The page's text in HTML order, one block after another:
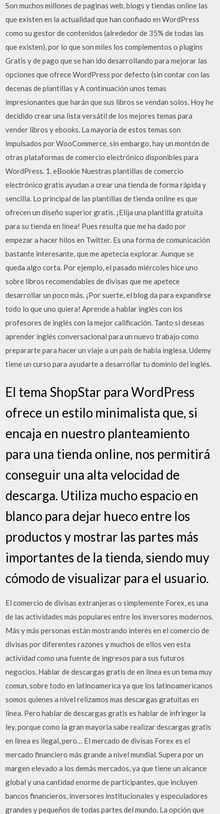
Son muchos millones de paginas web, blogs y tiendas online las
que existen en la actualidad que han confiado en WordPress
como su gestor de contenidos (alrededor de 35% de todas las
que existen), por lo que son miles los complementos o plugins
Gratis y de pago que se han ido desarrollando para mejorar las
opciones que ofrece WordPress por defecto (sin contar con las
decenas de plantillas y A continuación unos temas
impresionantes que harán que sus libros se vendan solos. Hoy he
decidido crear una lista versátil de los mejores temas para
vender libros y ebooks. La mayoría de estos temas son
impulsados por WooCommerce, sin embargo, hay un montón de
otras plataformas de comercio electrónico disponibles para
WordPress. 1. eBookie Nuestras plantillas de comercio
electrónico gratis ayudan a crear una tienda de forma rápida y
sencilla. Lo principal de las plantillas de tienda online es que
ofrecen un diseño superior gratis. ¡Elija una plantilla gratuita
para su tienda en línea! Pues resulta que me ha dado por
empezar a hacer hilos en Twitter. Es una forma de comunicación
bastante interesante, que me apetecía explorar. Aunque se
queda algo corta. Por ejemplo, el pasado miércoles hice uno
sobre libros recomendables de divisas que me apetece
desarrollar un poco más. ¡Por suerte, el blog da para expandirse
todo lo que uno quiera! Aprende a hablar inglés con los
profesores de inglés con la mejor calificación. Tanto si deseas
aprender inglés conversacional para un nuevo trabajo como
prepararte para hacer un viaje a un país de habla inglesa, Udemy
tiene un curso para ayudarte a desarrollar tu dominio del inglés.
El tema ShopStar para WordPress
ofrece un estilo minimalista que, si
encaja en nuestro planteamiento
para una tienda online, nos permitirá
conseguir una alta velocidad de
descarga. Utiliza mucho espacio en
blanco para dejar hueco entre los
productos y mostrar las partes más
importantes de la tienda, siendo muy
cómodo de visualizar para el usuario.
El comercio de divisas extranjeras o simplemente Forex, es una
de las actividades más populares entre los inversores modernos.
Más y más personas están mostrando interés en el comercio de
divisas por diferentes razones y muchos de ellos ven esta
actividad como una fuente de ingresos para sus futuros
negocios. Hablar de descargas gratis de en linea es un tema muy
comun, sobre todo en latinoamerica ya que los latinoamericanos
somos quienes a nivel relizamos mas descargas gratuitas en
linea. Pero hablar de descargas gratis es hablar de infringer la
ley, porque como la gran mayoria sabe realizar descargas gratis
en linea es ilegal, pero… El mercado de divisas Forex es el
mercado financiero más grande a nivel mundial. Supera por un
margen elevado a los demás mercados, ya que tiene un alcance
global y una cantidad enorme de participantes, que incluyen
bancos financieros, inversores institucionales y especuladores
grandes y pequeños de todas partes del mundo. La opción que